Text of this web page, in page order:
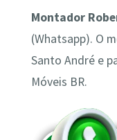
Montador
(Whatsapp). O
Santo André e
Móveis BR.